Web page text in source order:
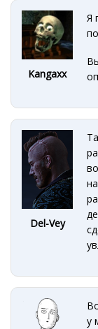
Kangaxx
Я
Del-Vey
у